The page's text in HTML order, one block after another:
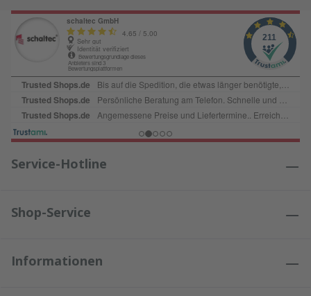
Service-Hotline
Shop-Service
Informationen